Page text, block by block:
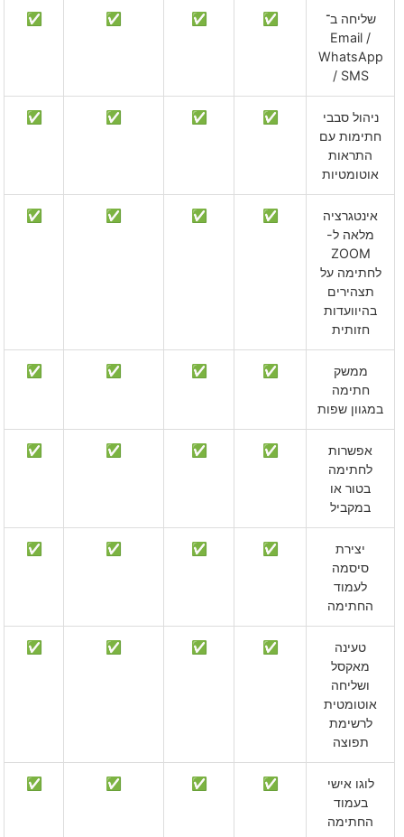
שליחה ב־
Email /
WhatsApp
/ SMS
✅
✅
✅
✅
ניהול סבבי
חתימות עם
התראות
אוטומטיות
✅
✅
✅
✅
אינטגרציה
מלאה ל-
ZOOM
לחתימה על
תצהירים
בהיוועדות
חזותית
✅
✅
✅
✅
ממשק
חתימה
במגוון שפות
✅
✅
✅
✅
אפשרות
לחתימה
בטור או
במקביל
✅
✅
✅
✅
יצירת
סיסמה
לעמוד
החתימה
✅
✅
✅
✅
טעינה
מאקסל
ושליחה
אוטומטית
לרשימת
תפוצה
✅
✅
✅
✅
לוגו אישי
בעמוד
החתימה
✅
✅
✅
✅